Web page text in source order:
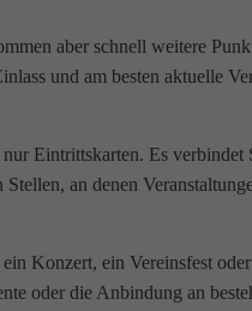
aber schnell weitere
und am besten aktuelle
Eintrittskarten. Es verbindet
an denen
Konzert, ein Vereinsfest
oder die Anbindung an